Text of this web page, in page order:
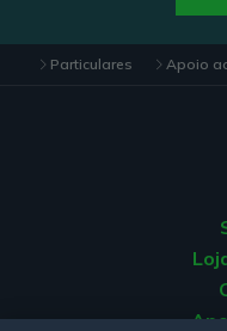
Particulares Apoio